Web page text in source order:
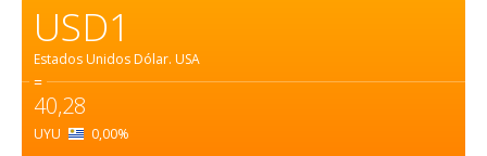
USD1
Estados Unidos Dólar. USA
=
40,28
UYU 0,00%